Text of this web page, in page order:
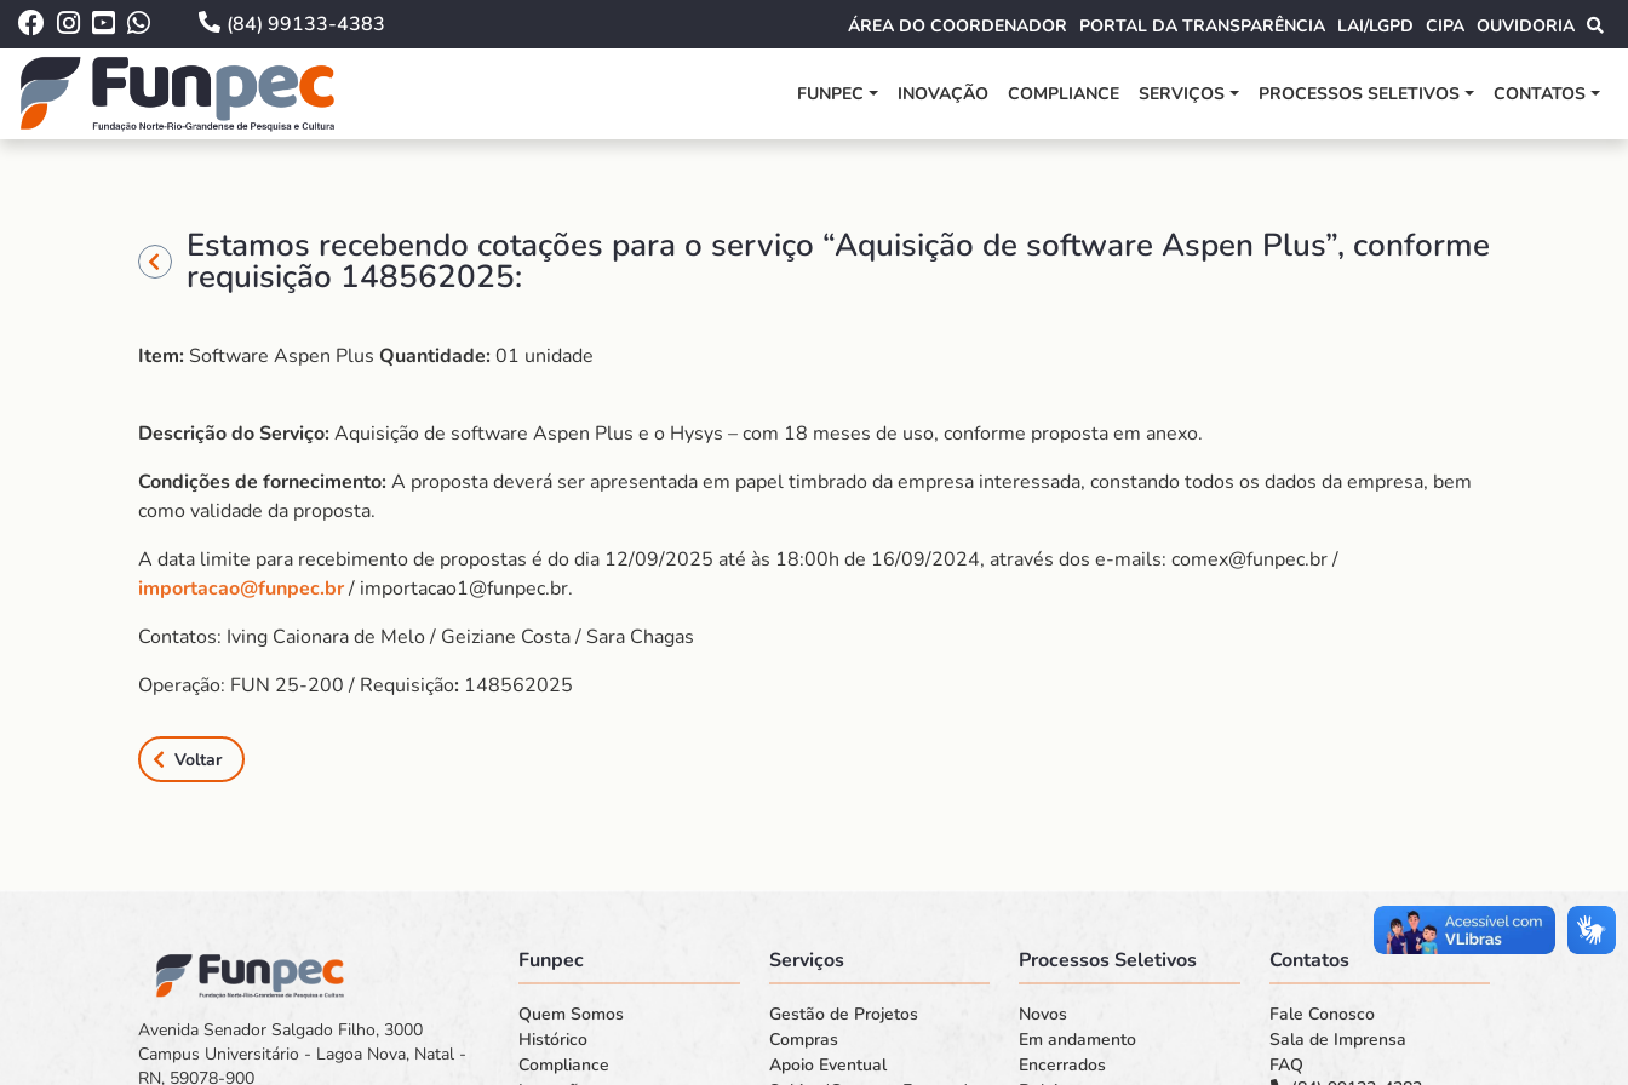
(84) 99133-4383 ÁREA DO COORDENADOR PORTAL DA TRANSPARÊNCIA LAI/LGPD CIPA OUVIDORIA
FUNPEC INOVAÇÃO COMPLIANCE SERVIÇOS PROCESSOS SELETIVOS CONTATOS
Estamos recebendo cotações para o serviço “Aquisição de software Aspen Plus”, conforme
requisição 148562025:
Item: Software Aspen Plus Quantidade:01 unidade
Descrição do Serviço:Aquisição de software Aspen Plus e o Hysys – com 18 meses de uso, conforme proposta em anexo.
Condições de fornecimento:A proposta deverá ser apresentada em papel timbrado da empresa interessada, constando todos os dados da empresa, bem
como validade da proposta.
A data limite para recebimento de propostas é do dia 12/09/2025 até às 18:00h de 16/09/2024, através dos e-mails: comex@funpec.br /
importacao@funpec.br/ importacao1@funpec.br.
Contatos: Iving Caionara de Melo / Geiziane Costa / Sara Chagas
Operação: FUN 25-200 / Requisição: 148562025
Voltar
Avenida Senador Salgado Filho, 3000
Campus Universitário - Lagoa Nova, Natal -
RN, 59078-900
Funpec
Quem Somos
Histórico
Compliance
Serviços
Gestão de Projetos
Compras
Apoio Eventual
Processos Seletivos
Novos
Em andamento
Encerrados
Contatos
Fale Conosco
Sala de Imprensa
FAQ